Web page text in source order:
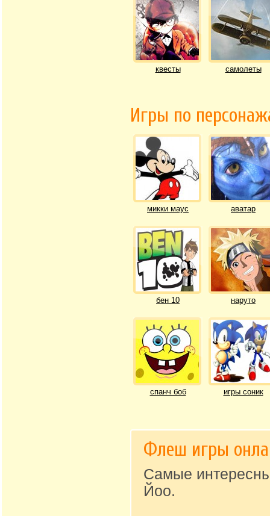
квесты самолеты
Игры по
микки маус аватар
бен 10 наруто
спанч боб игры соник
Флеш игры
Самые
Йоо.